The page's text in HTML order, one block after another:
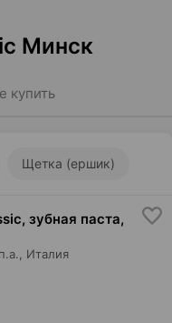
Минск
купить
Щетка (ершик)
зубная паста,
, Италия